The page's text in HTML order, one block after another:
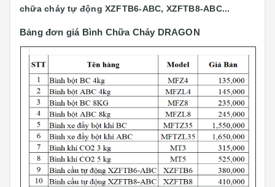
chữa cháy tự động XZFTB6-ABC, XZFTB8-ABC...
Bảng đơn giá Bình Chữa Cháy DRAGON